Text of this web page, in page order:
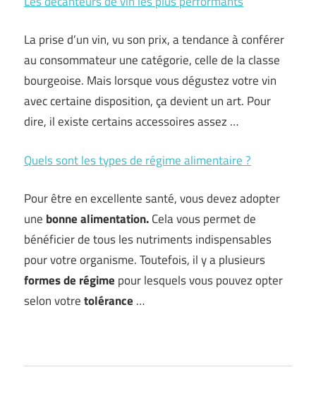
La prise d’un vin, vu son prix, a tendance à conférer
au consommateur une catégorie, celle de la classe
bourgeoise. Mais lorsque vous dégustez votre vin
avec certaine disposition, ça devient un art. Pour
dire, il existe certains accessoires assez …
Quels sont les types de régime alimentaire ?
Pour être en excellente santé, vous devez adopter
une bonne alimentation.Cela vous permet de
bénéficier de tous les nutriments indispensables
pour votre organisme. Toutefois, il y a plusieurs
formes de régime pour lesquels vous pouvez opter
selon votretolérance …